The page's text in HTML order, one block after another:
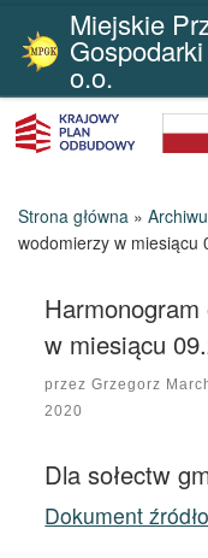
Przejdź do treści
Miejskie
o.o.
Strona główna »
wodomierzy w miesiącu
w miesiącu
przezGrzegorz
2020
Dla sołectw
Dokument